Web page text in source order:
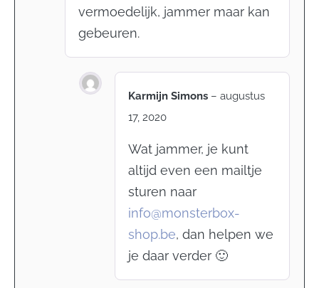
vermoedelijk, jammer maar kan
gebeuren.
Karmijn Simons – augustus
17, 2020
Wat jammer, je kunt
altijd even een mailtje
sturen naar
info@monsterbox-
shop.be, dan helpen we
je daar verder 🙂